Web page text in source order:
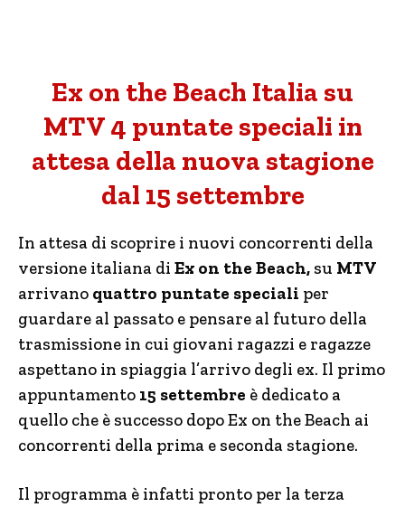
Ex on the Beach Italia su
MTV 4 puntate speciali in
attesa della nuova stagione
dal 15 settembre
In attesa di scoprire i nuovi concorrenti della
versione italiana di Ex on the Beach, su MTV
arrivano quattro puntate speciali per
guardare al passato e pensare al futuro della
trasmissione in cui giovani ragazzi e ragazze
aspettano in spiaggia l’arrivo degli ex. Il primo
appuntamento 15 settembre è dedicato a
quello che è successo dopo Ex on the Beach ai
concorrenti della prima e seconda stagione.
Il programma è infatti pronto per la terza